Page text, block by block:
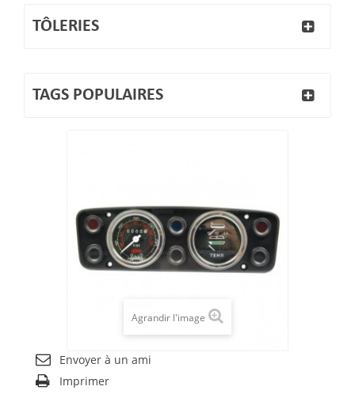
TÔLERIES
TAGS POPULAIRES
Agrandir l'image
Envoyer à un ami
Imprimer